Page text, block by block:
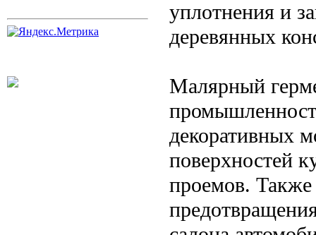
уплотнения и
деревянных
Малярный
декоративных
поверхностей
проемов. Также